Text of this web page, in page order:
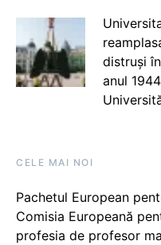
distruși
anul
CELE MAI NOI
Pachetul European
Comisia Europeană
profesia de profesor